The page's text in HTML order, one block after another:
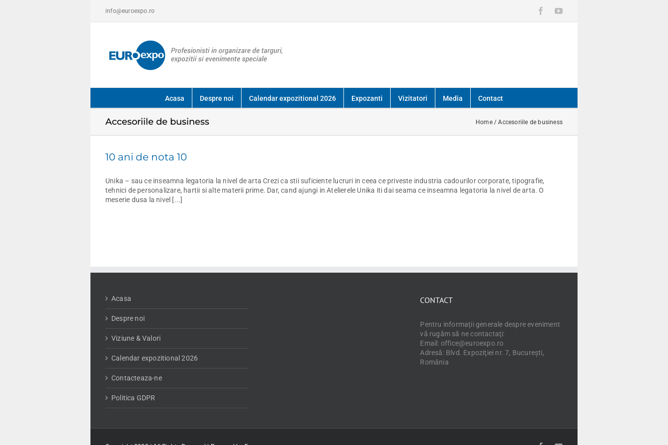
info@euroexpo.ro FacebookYouTube
Acasa Despre noi Calendar expozitional 2026 Expozanti Vizitatori Media Contact
Accesoriile de business Home/Accesoriile de business
10 ani de nota 10
Unika – sau ce inseamna legatoria la nivel de arta Crezi ca stii suficiente lucruri in ceea ce priveste industria cadourilor corporate, tipografie,
tehnici de personalizare, hartii si alte materii prime. Dar, cand ajungi in Atelierele Unika iti dai seama ce inseamna legatoria la nivel de arta. O
meserie dusa la nivel [...]
Acasa
Despre noi
Viziune & Valori
Calendar expozitional 2026
Contacteaza-ne
Politica GDPR
CONTACT
Pentru informaţii generale despre eveniment
vă rugăm să ne contactaţi:
Email: office@euroexpo.ro
Adresă: Blvd. Expoziţiei nr. 7, Bucureşti,
România